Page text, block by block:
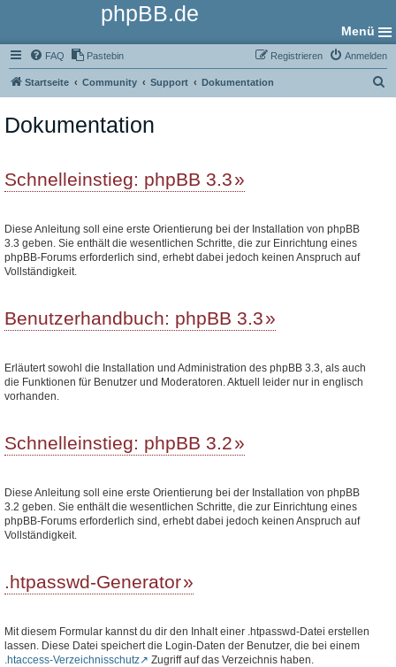
phpBB.de
Menü
FAQ Pastebin Anmelden
Registrieren
Startseite Community Support Dokumentation
Dokumentation
Schnelleinstieg: phpBB 3.3
Diese Anleitung soll eine erste Orientierung bei der Installation von phpBB
3.3 geben. Sie enthält die wesentlichen Schritte, die zur Einrichtung eines
phpBB-Forums erforderlich sind, erhebt dabei jedoch keinen Anspruch auf
Vollständigkeit.
Benutzerhandbuch: phpBB 3.3
Erläutert sowohl die Installation und Administration des phpBB 3.3, als auch
die Funktionen für Benutzer und Moderatoren. Aktuell leider nur in englisch
vorhanden.
Schnelleinstieg: phpBB 3.2
Diese Anleitung soll eine erste Orientierung bei der Installation von phpBB
3.2 geben. Sie enthält die wesentlichen Schritte, die zur Einrichtung eines
phpBB-Forums erforderlich sind, erhebt dabei jedoch keinen Anspruch auf
Vollständigkeit.
.htpasswd-Generator
Mit diesem Formular kannst du dir den Inhalt einer .htpasswd-Datei erstellen
lassen. Diese Datei speichert die Login-Daten der Benutzer, die bei einem
.htaccess-Verzeichnisschutz
Zugriff auf das Verzeichnis haben.